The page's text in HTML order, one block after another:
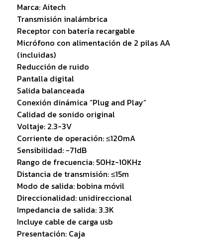
Marca: Aitech
Transmisión inalámbrica
Receptor con batería recargable
Micrófono con alimentación de 2 pilas AA
(incluidas)
Reducción de ruido
Pantalla digital
Salida balanceada
Conexión dinámica “Plug and Play”
Calidad de sonido original
Voltaje: 2.3-3V
Corriente de operación: ≤120mA
Sensibilidad: -71dB
Rango de frecuencia: 50Hz-10KHz
Distancia de transmisión: ≤15m
Modo de salida: bobina móvil
Direccionalidad: unidireccional
Impedancia de salida: 3.3K
Incluye cable de carga usb
Presentación: Caja